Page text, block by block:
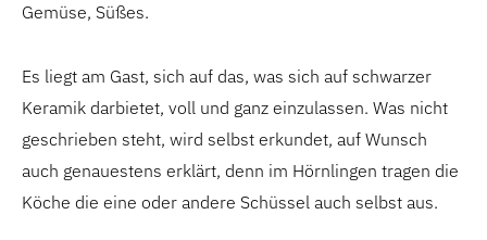
Gemüse, Süßes.
Es liegt am Gast, sich auf das, was sich auf schwarzer
Keramik darbietet, voll und ganz einzulassen. Was nicht
geschrieben steht, wird selbst erkundet, auf Wunsch
auch genauestens erklärt, denn im Hörnlingen tragen die
Köche die eine oder andere Schüssel auch selbst aus.